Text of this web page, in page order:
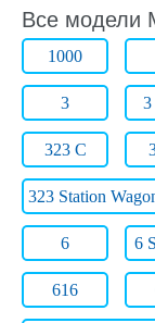
Все модели
1000
3 3
323 C
323 Station
6 6
616